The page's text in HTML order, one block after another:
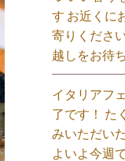
す お近くに
寄りくださ
越しをお待
イタリアフ
了です！ た
みいただい
よいよ今週